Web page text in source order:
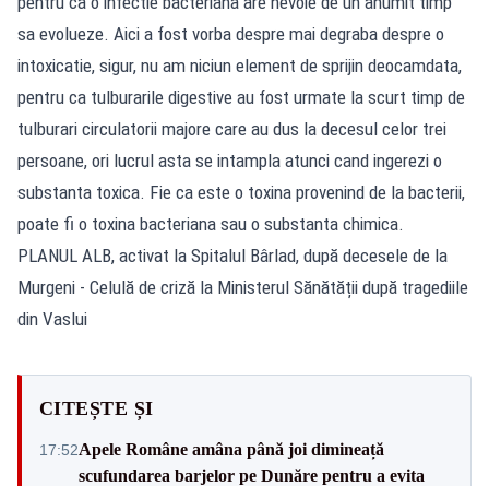
sa evolueze. Aici a fost vorba despre mai degraba despre o
intoxicatie, sigur, nu am niciun element de sprijin deocamdata,
pentru ca tulburarile digestive au fost urmate la scurt timp de
tulburari circulatorii majore care au dus la decesul celor trei
persoane, ori lucrul asta se intampla atunci cand ingerezi o
substanta toxica. Fie ca este o toxina provenind de la bacterii,
poate fi o toxina bacteriana sau o substanta chimica.
PLANUL ALB, activat la Spitalul Bârlad, după decesele de la
Murgeni - Celulă de criză la Ministerul Sănătății după tragediile
din Vaslui
CITEȘTE ȘI
17:52Apele Române amâna până joi dimineață
scufundarea barjelor pe Dunăre pentru a evita